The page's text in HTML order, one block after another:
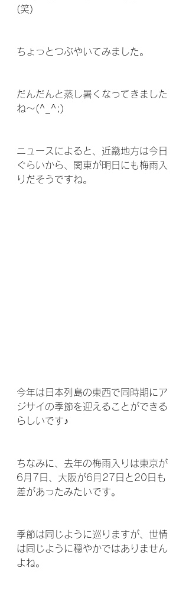
(笑)
ちょっとつぶやいてみました。
だんだんと蒸し暑くなってきました
ね～(^_^;)
ニュースによると、近畿地方は今日
ぐらいから、関東が明日にも梅雨入
りだそうですね。
今年は日本列島の東西で同時期にア
ジサイの季節を迎えることができる
らしいです♪
ちなみに、去年の梅雨入りは東京が
6月7日、大阪が6月27日と20日も
差があったみたいです。
季節は同じように巡りますが、世情
は同じように穏やかではありません
よね。